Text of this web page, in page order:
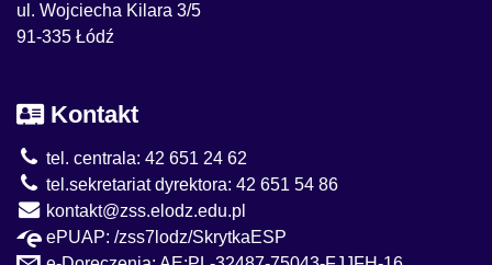
ul. Wojciecha Kilara 3/5
91-335 Łódź
Kontakt
tel. centrala: 42 651 24 62
tel.sekretariat dyrektora: 42 651 54 86
kontakt@zss.elodz.edu.pl
ePUAP: /zss7lodz/SkrytkaESP